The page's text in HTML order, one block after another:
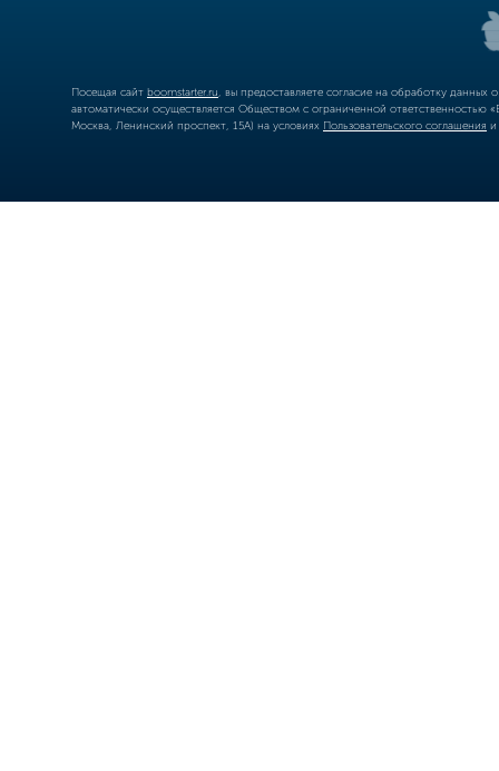
Посещая сайт boomstarter.ru , вы предоставляете согласие на обработку
автоматически осуществляется Обществом с ограниченной
Москва, Ленинский проспект, 15А) на условиях Пользовательского соглашения и